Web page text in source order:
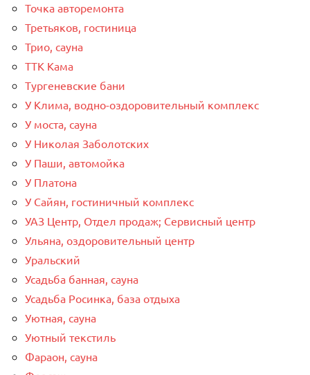
Точка авторемонта
Третьяков, гостиница
Трио, сауна
ТТК Кама
Тургеневские бани
У Клима, водно-оздоровительный комплекс
У моста, сауна
У Николая Заболотских
У Паши, автомойка
У Платона
У Сайян, гостиничный комплекс
УАЗ Центр, Отдел продаж; Сервисный центр
Ульяна, оздоровительный центр
Уральский
Усадьба банная, сауна
Усадьба Росинка, база отдыха
Уютная, сауна
Уютный текстиль
Фараон, сауна